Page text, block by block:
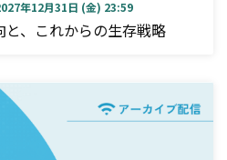
年12月31日 (金) 23:59
、これからの生存戦略